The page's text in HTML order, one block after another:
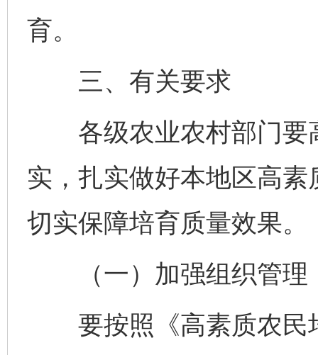
育。
三、有关要求
各级农业农村部门要
实，扎实做好本地区高
切实保障培育质量效果。
（一）加强组织管理
要按照《高素质农民